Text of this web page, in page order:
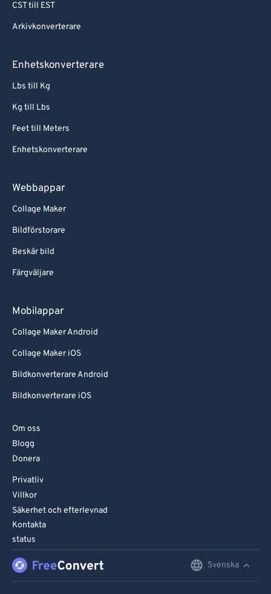
CST till EST
Arkivkonverterare
Enhetskonverterare
Lbs till Kg
Kg till Lbs
Feet till Meters
Enhetskonverterare
Webbappar
Collage Maker
Bildförstorare
Beskär bild
Färgväljare
Mobilappar
Collage Maker Android
Collage Maker iOS
Bildkonverterare Android
Bildkonverterare iOS
Om oss
Blogg
Donera
Privatliv
Villkor
Säkerhet och efterlevnad
Kontakta
status
Svenska